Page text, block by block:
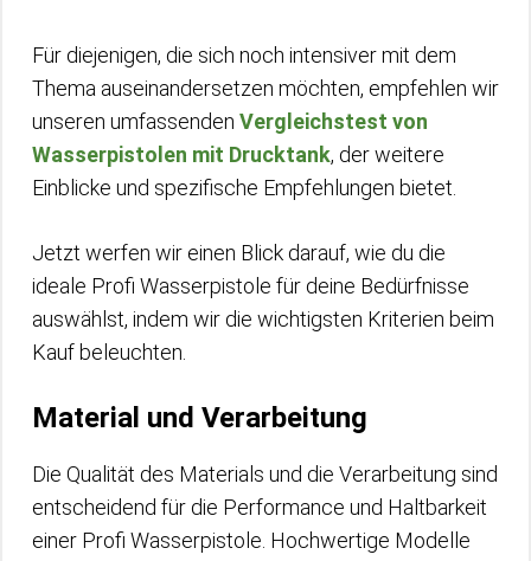
Für diejenigen, die sich noch intensiver mit dem
Thema auseinandersetzen möchten, empfehlen wir
unseren umfassenden Vergleichstest von
Wasserpistolen mit Drucktank, der weitere
Einblicke und spezifische Empfehlungen bietet.
Jetzt werfen wir einen Blick darauf, wie du die
ideale Profi Wasserpistole für deine Bedürfnisse
auswählst, indem wir die wichtigsten Kriterien beim
Kauf beleuchten.
Material und Verarbeitung
Die Qualität des Materials und die Verarbeitung sind
entscheidend für die Performance und Haltbarkeit
einer Profi Wasserpistole. Hochwertige Modelle